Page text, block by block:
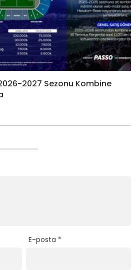
2027 Sezonu Kombine
E-posta *